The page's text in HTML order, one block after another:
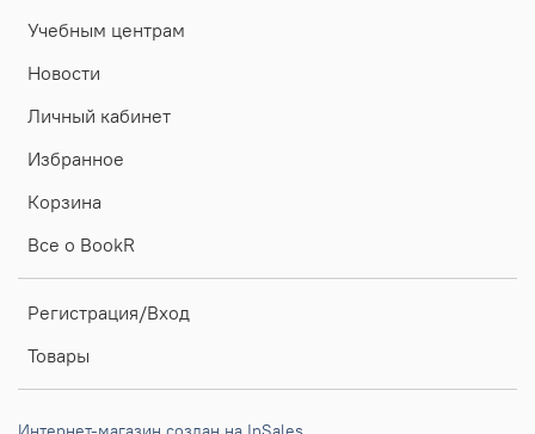
Учебным центрам
Новости
Личный кабинет
Избранное
Корзина
Все о BookR
Регистрация/Вход
Товары